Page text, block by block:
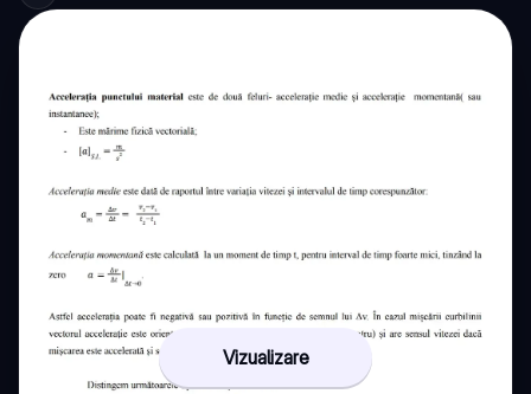
Vizualizare